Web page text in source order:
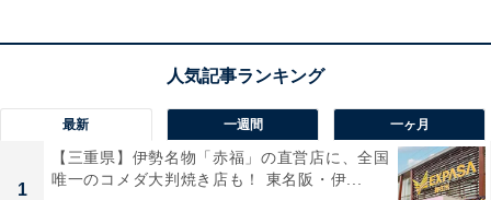
最新 一週間 一ヶ月
1
【三重県】伊勢名物「赤福」の直営店に、全国
唯一のコメダ大判焼き店も！ 東名阪・伊...